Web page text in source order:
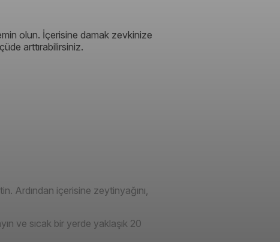
olun. İçerisine damak zevkinize
arttırabilirsiniz.
Ardından içerisine zeytinyağını,
ve sıcak bir yerde yaklaşık 20